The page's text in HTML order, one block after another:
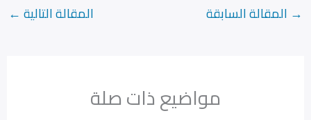
→ المقالة السابقة المقالة التالية ←
مواضيع ذات صلة